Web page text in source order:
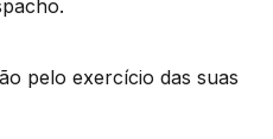
pelo exercício das suas